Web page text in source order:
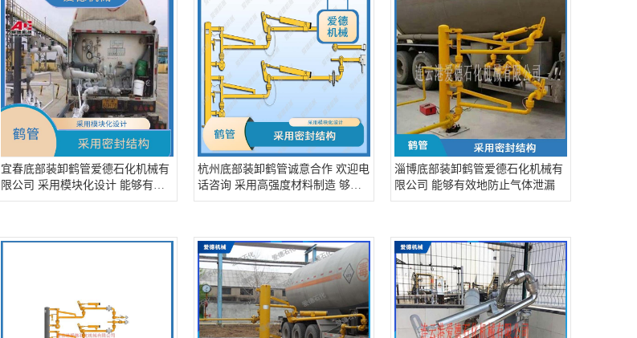
宜春底部装卸鹤管爱德石化机械有
限公司 采用模块化设计 能够有效
地防止气体泄漏
杭州底部装卸鹤管诚意合作 欢迎电
话咨询 采用高强度材料制造 够在
恶劣环境下长期使用
淄博底部装卸鹤管爱德石化机械有
限公司 能够有效地防止气体泄漏